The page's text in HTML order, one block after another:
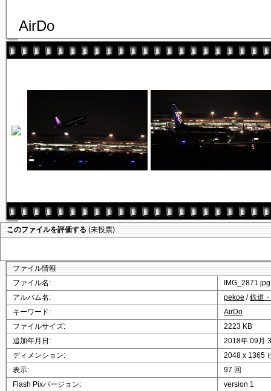
AirDo
このファイルを評価する (未投票)
ファイル情報
ファイル名:
IMG_2871.jpg
アルバム名:
pekoe /鉄道
キーワード:
AirDo
ファイルサイズ:
2223 KB
追加年月日:
2018年 09月
ディメンション:
2048 x 1365
表示:
97 回
Flash Pixバージョン:
version 1